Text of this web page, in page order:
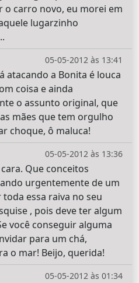
o carro novo, eu morei em
lugarzinho
05-05-2012 às 13:41
atacando a Bonita é louca
coisa e ainda
o assunto original, que
mães que tem orgulho
choque, ô maluca!
05-05-2012 às 13:36
Que conceitos
urgentemente de um
essa raiva no seu
, pois deve ter algum
você conseguir alguma
para um chá,
o mar! Beijo, querida!
05-05-2012 às 01:34